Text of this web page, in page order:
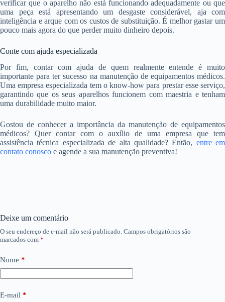
verificar que o aparelho não está funcionando adequadamente ou que
uma peça está apresentando um desgaste considerável, aja com
inteligência e arque com os custos de substituição. É melhor gastar um
pouco mais agora do que perder muito dinheiro depois.
Conte com ajuda especializada
Por fim, contar com ajuda de quem realmente entende é muito
importante para ter sucesso na manutenção de equipamentos médicos.
Uma empresa especializada tem o know-how para prestar esse serviço,
garantindo que os seus aparelhos funcionem com maestria e tenham
uma durabilidade muito maior.
Gostou de conhecer a importância da manutenção de equipamentos
médicos? Quer contar com o auxílio de uma empresa que tem
assistência técnica especializada de alta qualidade? Então, entre em
contato conosco e agende a sua manutenção preventiva!
Deixe um comentário
O seu endereço de e-mail não será publicado. Campos obrigatórios são
marcados com *
Nome *
E-mail *